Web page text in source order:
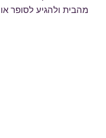
מהבית ולהגיע לסופר